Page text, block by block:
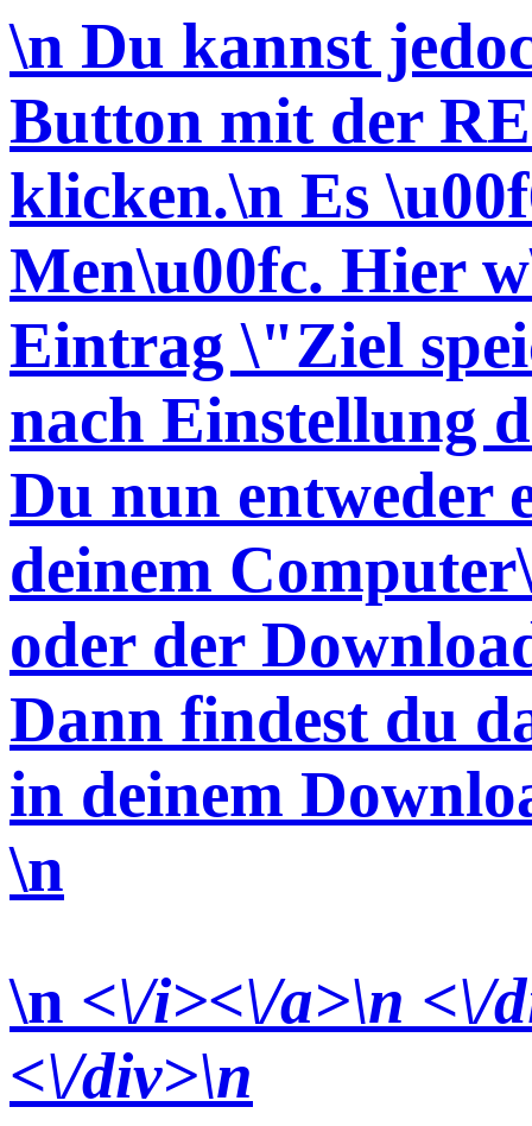
\n Du kannst
Button mit der
klicken.\n Es
Men\u00fc. Hier
Eintrag \"Ziel
nach Einstellung
Du nun entweder
deinem
oder der
Dann findest du
in deinem
\n
\n <\/i><\/a>\n <\/
<\/div>\n